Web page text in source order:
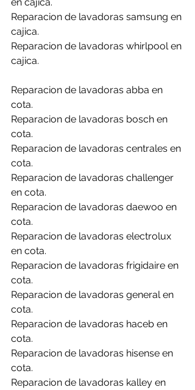
Reparacion de lavadoras samsung en
cajica.
Reparacion de lavadoras whirlpool en
cajica.
Reparacion de lavadoras abba en
cota.
Reparacion de lavadoras bosch en
cota.
Reparacion de lavadoras centrales en
cota.
Reparacion de lavadoras challenger
en cota.
Reparacion de lavadoras daewoo en
cota.
Reparacion de lavadoras electrolux
en cota.
Reparacion de lavadoras frigidaire en
cota.
Reparacion de lavadoras general en
cota.
Reparacion de lavadoras haceb en
cota.
Reparacion de lavadoras hisense en
cota.
Reparacion de lavadoras kalley en